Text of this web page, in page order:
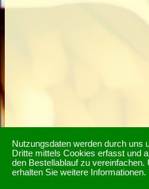
Nutzungsdaten werden durch uns
Dritte mittels Cookies erfasst und
den Bestellablauf zu vereinfachen.
erhalten Sie weitere Informationen.